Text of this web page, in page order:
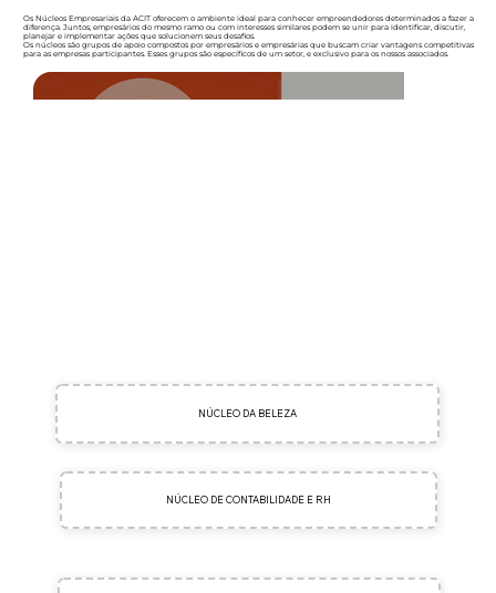
Os Núcleos Empresariais da ACIT oferecem o ambiente ideal para conhecer empreendedores determinados a fazer a
diferença. Juntos, empresários do mesmo ramo ou com interesses similares podem se unir para identificar, discutir,
planejar e implementar ações que solucionem seus desafios.
Os núcleos são grupos de apoio compostos por empresários e empresárias que buscam criar vantagens competitivas
para as empresas participantes. Esses grupos são específicos de um setor, e exclusivo para os nossos associados.
NÚCLEO DA BELEZA
NÚCLEO DE CONTABILIDADE E RH